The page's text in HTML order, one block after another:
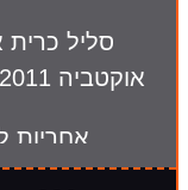
סליל כרית
אוקטביה 2011 (ללא התקנה)
אחריות